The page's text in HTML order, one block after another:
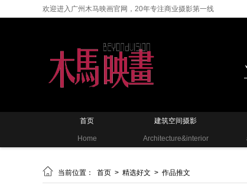
欢迎进入广州木马映画官网，20年专注商业摄影第一线
首页
Home
建筑空间摄影
Architecture&interior
 当前位置： 首页 > 精选好文 > 作品推文